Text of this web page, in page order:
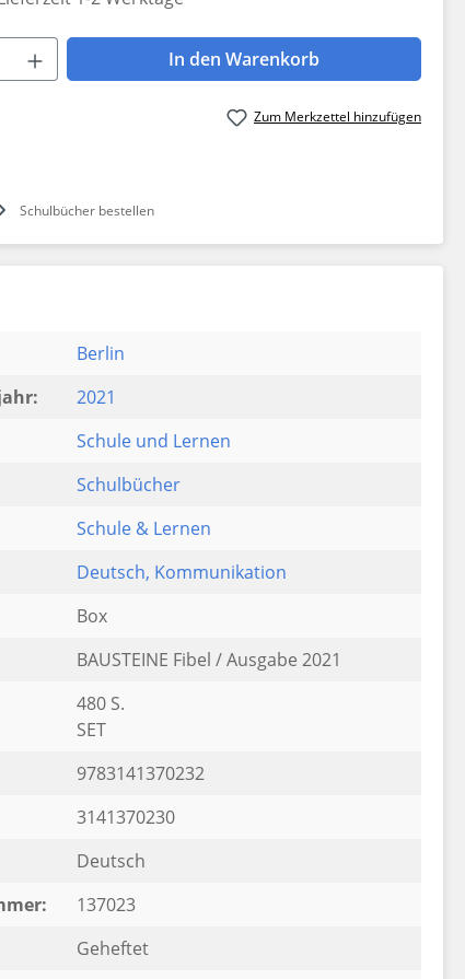
Gib den gewünschten Wert
In den Warenkorb
Zum Merkzettel hinzufügen
Schulbücher bestellen
Berlin
2021
Schule und Lernen
Schulbücher
Schule & Lernen
Deutsch, Kommunikation
Box
BAUSTEINE Fibel / Ausgabe 2021
480 S.
SET
9783141370232
3141370230
Deutsch
137023
Geheftet